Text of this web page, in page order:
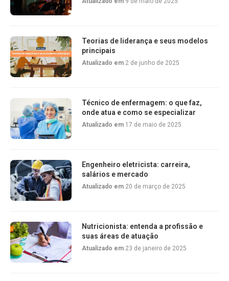
Teorias de liderança e seus modelos
principais
Atualizado em 2 de junho de 2025
Técnico de enfermagem: o que faz,
onde atua e como se especializar
Atualizado em 17 de maio de 2025
Engenheiro eletricista: carreira,
salários e mercado
Atualizado em 20 de março de 2025
Nutricionista: entenda a profissão e
suas áreas de atuação
Atualizado em 23 de janeiro de 2025